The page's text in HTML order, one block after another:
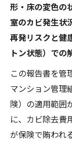
形・床の変色の
室のカビ発生状
再発リスクと健
トン状態）での
この報告書を管
マンション管理
険）の適用範囲
に、カビ除去費
が保険で賄われ